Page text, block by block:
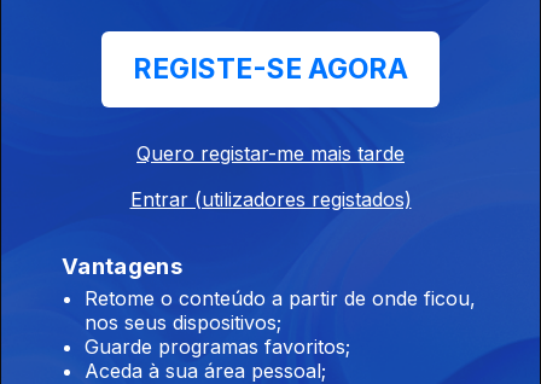
28 jul. 2026
REGISTE-SE AGORA
Quero registar-me mais tarde
Entrar (utilizadores registados)
Vantagens
Retome o conteúdo a partir de onde ficou,
nos seus dispositivos;
Guarde programas favoritos;
Aceda à sua área pessoal;